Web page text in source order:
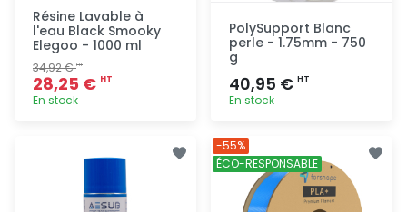
Résine Lavable à
l'eau Black Smooky
Elegoo - 1000 ml
34,92 €HT
28,25 € HT
En stock
rapide
PolySupport Blanc
perle - 1.75mm - 750
g
40,95 € HT
En stock
rapide
-55%
ÉCO-RESPONSABLE